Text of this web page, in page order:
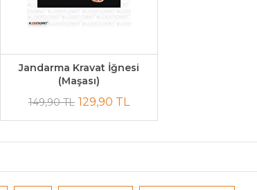
Jandarma Kravat İğnesi
(Maşası)
149,90 TL 129,90 TL